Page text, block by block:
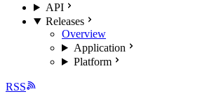
API
Releases
Overview
Application
Platform
RSS